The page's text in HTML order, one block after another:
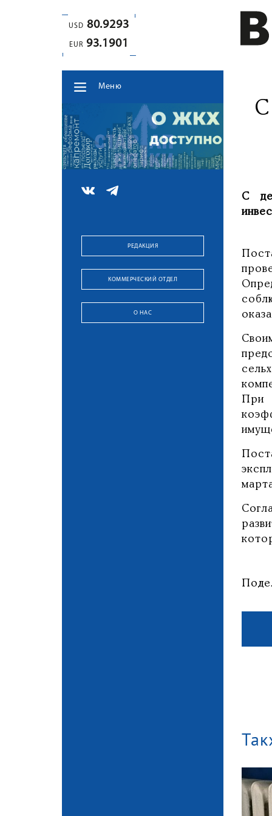
USD 80.9293
EUR 93.1901
Меню
РЕДАКЦИЯ
КОММЕРЧЕСКИЙ ОТДЕЛ
О НАС
С
При